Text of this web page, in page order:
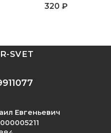
320 ₽
SVET
Евгеньевич